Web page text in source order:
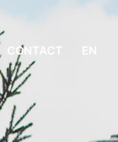
CONTACT EN